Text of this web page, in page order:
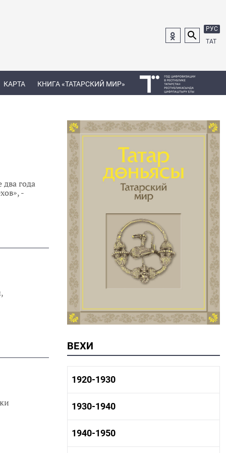
РУС
ТАТ
КАРТА КНИГА «ТАТАРСКИЙ МИР»
года
-
ВЕХИ
1920-1930
1920-1930 история
1920-1930 культура
1930-1940
1930-1940 история
1930-1940 культура
1940-1950